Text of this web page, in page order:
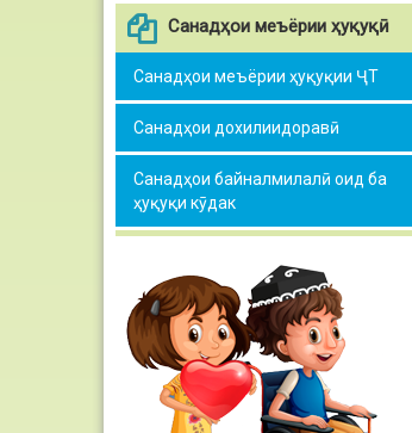
Санадҳои меъёрии ҳуқуқӣ
Санадҳои меъёрии ҳуқуқии ҶТ
Санадҳои дохилиидоравӣ
Санадҳои байналмилалӣ оид ба
ҳуқуқи кӯдак